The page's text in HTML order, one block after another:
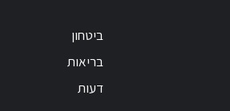
ביטחון
בריאות
דעות